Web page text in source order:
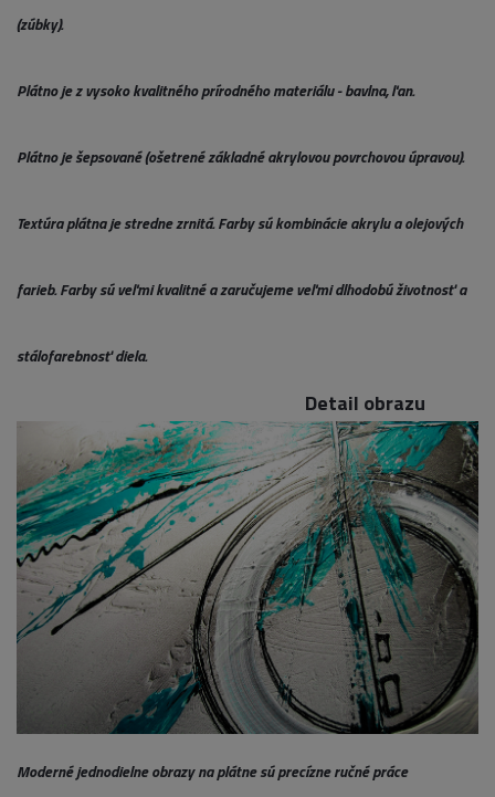
(zúbky).
Plátno je z vysoko kvalitného prírodného materiálu - bavlna, ľan.
Plátno je šepsované (ošetrené základné akrylovou povrchovou úpravou).
Textúra plátna je stredne zrnitá. Farby sú kombinácie akrylu a olejových
farieb. Farby sú veľmi kvalitné a zaručujeme veľmi dlhodobú životnosť a
stálofarebnosť diela.
Detail obrazu
Moderné jednodielne obrazy na plátne sú precízne ručné práce